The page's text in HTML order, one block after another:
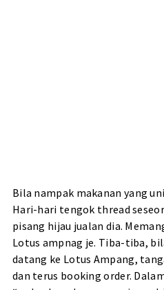
Bila nampak makanan yang
Hari-hari tengok thread
pisang hijau jualan dia.
Lotus ampnag je. Tiba-tiba,
datang ke Lotus Ampang,
dan terus booking order.